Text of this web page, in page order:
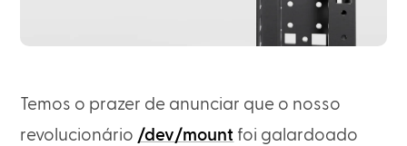
Temos o prazer de anunciar que o nosso
revolucionário /dev/mount foi galardoado